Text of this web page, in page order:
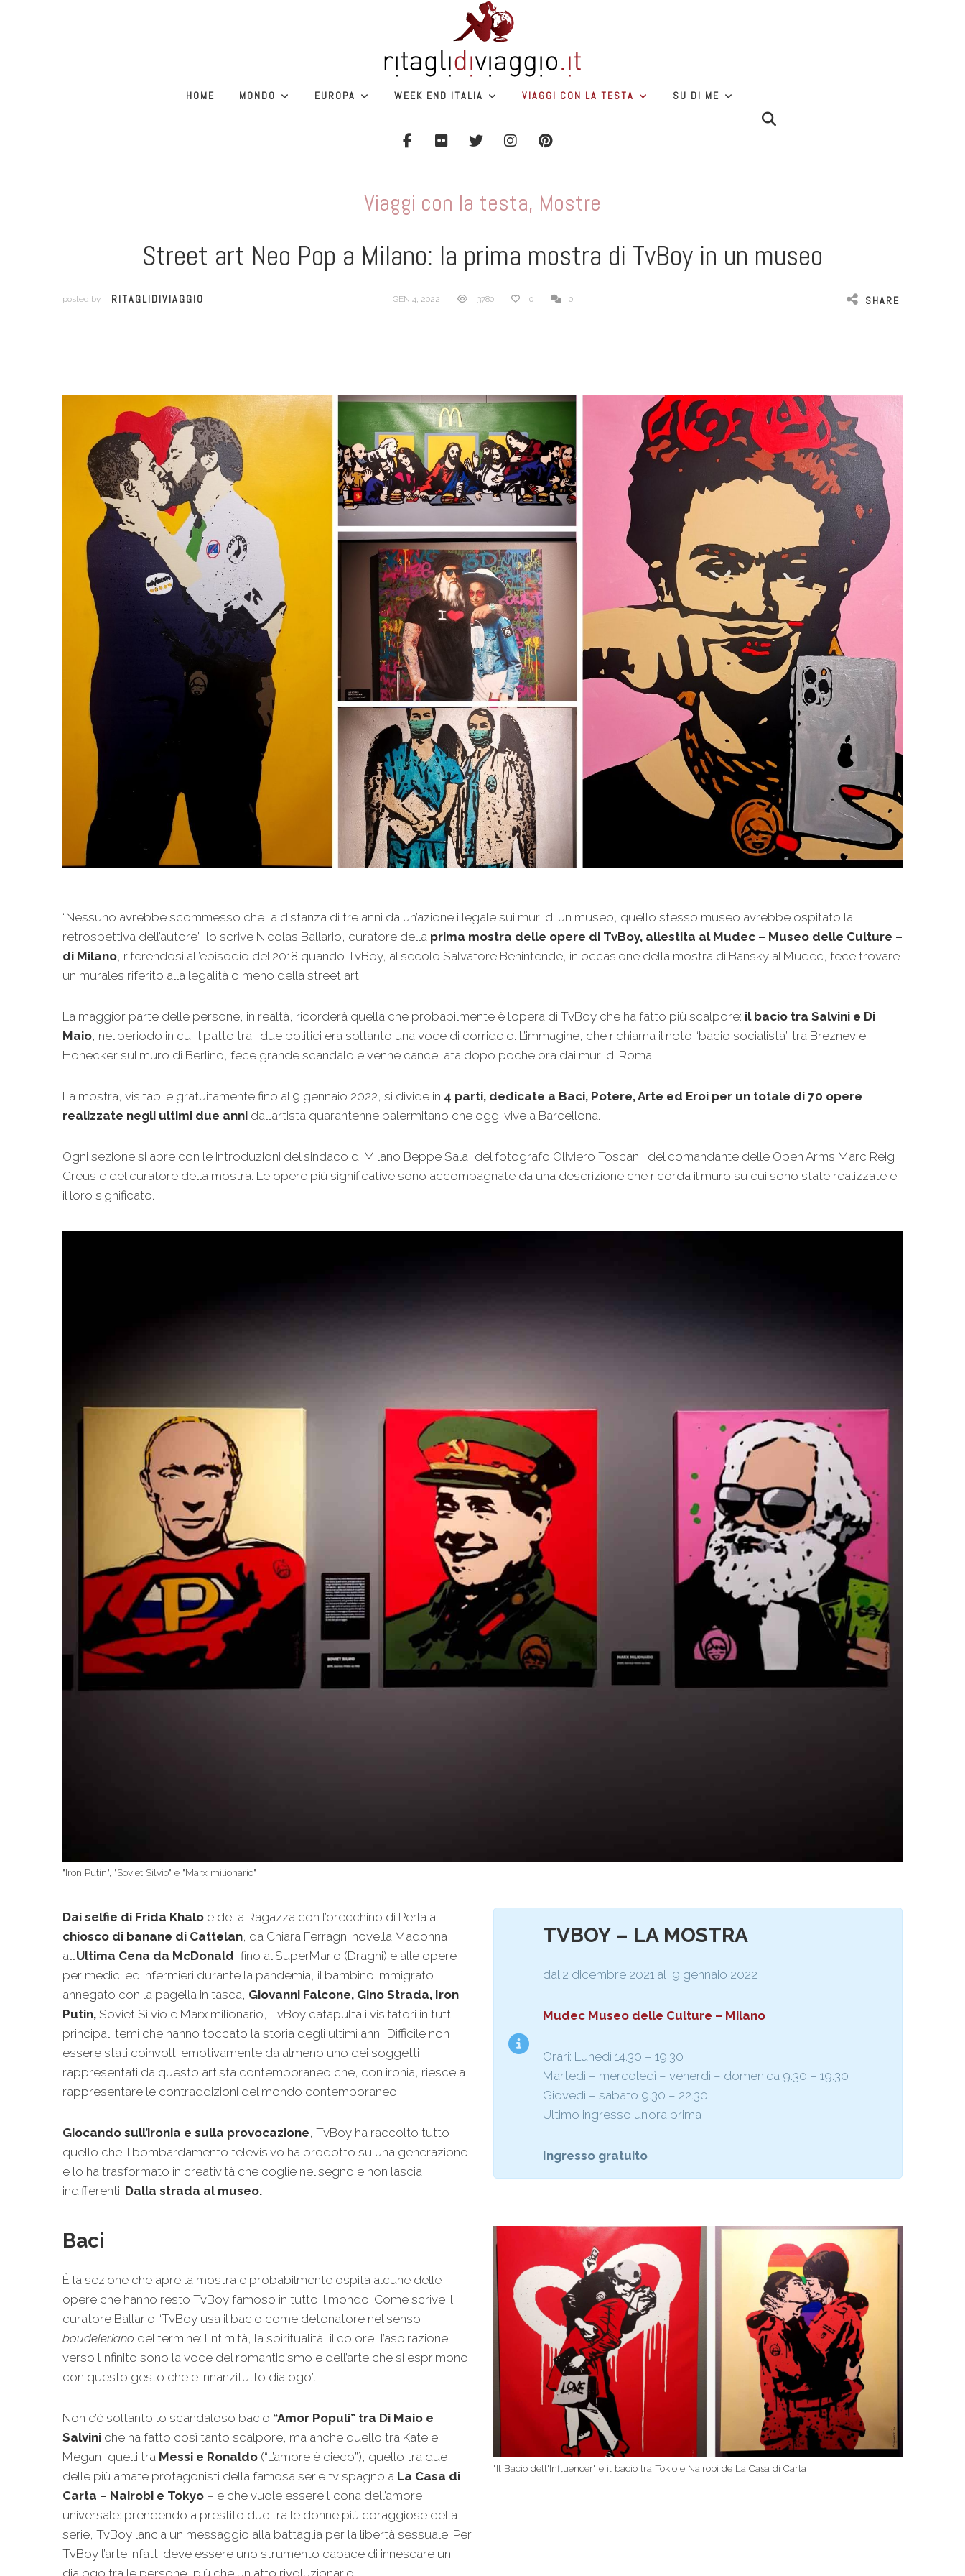
HOME MONDO EUROPA WEEK END ITALIA VIAGGI CON LA TESTA SU DI ME
Viaggi con la testa, Mostre
Street art Neo Pop a Milano: la prima mostra di TvBoy in un museo
posted by RITAGLIDIVIAGGIO GEN 4, 2022 3780 0 0 SHARE
“Nessuno avrebbe scommesso che, a distanza di tre anni da un’azione illegale sui muri di un museo, quello stesso museo avrebbe ospitato la
retrospettiva dell’autore”: lo scrive Nicolas Ballario, curatore della prima mostra delle opere di TvBoy, allestita al Mudec – Museo delle Culture –
di Milano, riferendosi all’episodio del 2018 quando TvBoy, al secolo Salvatore Benintende, in occasione della mostra di Bansky al Mudec, fece trovare
un murales riferito alla legalità o meno della street art.
La maggior parte delle persone, in realtà, ricorderà quella che probabilmente è l’opera di TvBoy che ha fatto più scalpore: il bacio tra Salvini e Di
Maio, nel periodo in cui il patto tra i due politici era soltanto una voce di corridoio. L’immagine, che richiama il noto “bacio socialista” tra Breznev e
Honecker sul muro di Berlino, fece grande scandalo e venne cancellata dopo poche ora dai muri di Roma.
La mostra, visitabile gratuitamente fino al 9 gennaio 2022, si divide in 4 parti, dedicate a Baci, Potere, Arte ed Eroi per un totale di 70 opere
realizzate negli ultimi due anni dall’artista quarantenne palermitano che oggi vive a Barcellona.
Ogni sezione si apre con le introduzioni del sindaco di Milano Beppe Sala, del fotografo Oliviero Toscani, del comandante delle Open Arms Marc Reig
Creus e del curatore della mostra. Le opere più significative sono accompagnate da una descrizione che ricorda il muro su cui sono state realizzate e
il loro significato.
"Iron Putin", "Soviet Silvio" e "Marx milionario"
Dai selfie di Frida Khalo e della Ragazza con l’orecchino di Perla al
chiosco di banane di Cattelan, da Chiara Ferragni novella Madonna
all’Ultima Cena da McDonald, fino al SuperMario (Draghi) e alle opere
per medici ed infermieri durante la pandemia, il bambino immigrato
annegato con la pagella in tasca, Giovanni Falcone, Gino Strada, Iron
Putin, Soviet Silvio e Marx milionario, TvBoy catapulta i visitatori in tutti i
principali temi che hanno toccato la storia degli ultimi anni. Difficile non
essere stati coinvolti emotivamente da almeno uno dei soggetti
rappresentati da questo artista contemporaneo che, con ironia, riesce a
rappresentare le contraddizioni del mondo contemporaneo.
Giocando sull’ironia e sulla provocazione, TvBoy ha raccolto tutto
quello che il bombardamento televisivo ha prodotto su una generazione
e lo ha trasformato in creatività che coglie nel segno e non lascia
indifferenti. Dalla strada al museo.
TVBOY – LA MOSTRA
dal 2 dicembre 2021 al 9 gennaio 2022
Mudec Museo delle Culture – Milano
Orari: Lunedì 14.30 – 19.30
Martedì – mercoledì – venerdì – domenica 9.30 – 19.30
Giovedì – sabato 9.30 – 22.30
Ultimo ingresso un’ora prima
Ingresso gratuito
Baci
È la sezione che apre la mostra e probabilmente ospita alcune delle
opere che hanno resto TvBoy famoso in tutto il mondo. Come scrive il
curatore Ballario “TvBoy usa il bacio come detonatore nel senso
boudeleriano del termine: l’intimità, la spiritualità, il colore, l’aspirazione
verso l’infinito sono la voce del romanticismo e dell’arte che si esprimono
con questo gesto che è innanzitutto dialogo”.
Non c’è soltanto lo scandaloso bacio “Amor Populi” tra Di Maio e
Salvini che ha fatto così tanto scalpore, ma anche quello tra Kate e
Megan, quelli tra Messi e Ronaldo (“L’amore è cieco”), quello tra due
delle più amate protagonisti della famosa serie tv spagnola La Casa di
Carta – Nairobi e Tokyo – e che vuole essere l’icona dell’amore
universale: prendendo a prestito due tra le donne più coraggiose della
serie, TvBoy lancia un messaggio alla battaglia per la libertà sessuale. Per
TvBoy l’arte infatti deve essere uno strumento capace di innescare un
"Il Bacio dell'Influencer" e il bacio tra Tokio e Nairobi de La Casa di Carta